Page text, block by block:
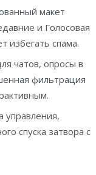
макет
и Голосовая
избегать спама.
чатов, опросы в
фильтрация
управления,
спуска затвора с